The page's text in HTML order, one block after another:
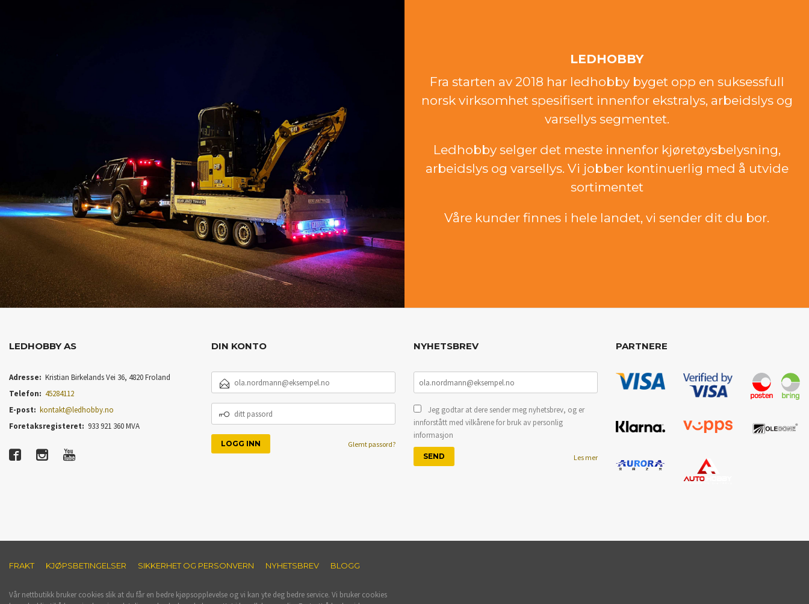
LEDHOBBY
Fra starten av 2018 har ledhobby byget opp en suksessfull
norsk virksomhet spesifisert innenfor ekstralys, arbeidslys og
varsellys segmentet.
Ledhobby selger det meste innenfor kjøretøysbelysning,
arbeidslys og varsellys. Vi jobber kontinuerlig med å utvide
sortimentet
Våre kunder finnes i hele landet, vi sender dit du bor.
LEDHOBBY AS
Adresse: Kristian Birkelands Vei 36, 4820 Froland
Telefon: 45284112
E-post: kontakt@ledhobby.no
Foretaksregisteret: 933 921 360 MVA
DIN KONTO
POSTADRESSE
PASSORD
Glemt passord?
NYHETSBREV
Jeg godtar at dere sender meg nyhetsbrev, og er
innforstått med vilkårene for bruk av personlig
informasjon
Les mer
PARTNERE
FRAKT KJØPSBETINGELSER SIKKERHET OG PERSONVERN NYHETSBREV BLOGG
Vår nettbutikk bruker cookies slik at du får en bedre kjøpsopplevelse og vi kan yte deg bedre service. Vi bruker cookies